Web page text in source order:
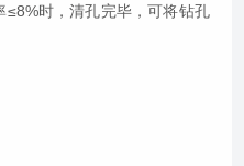
时，清孔完毕，可将钻孔